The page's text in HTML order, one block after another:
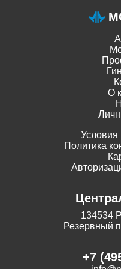
О
Условия
Политика
134534
Резервный
+7